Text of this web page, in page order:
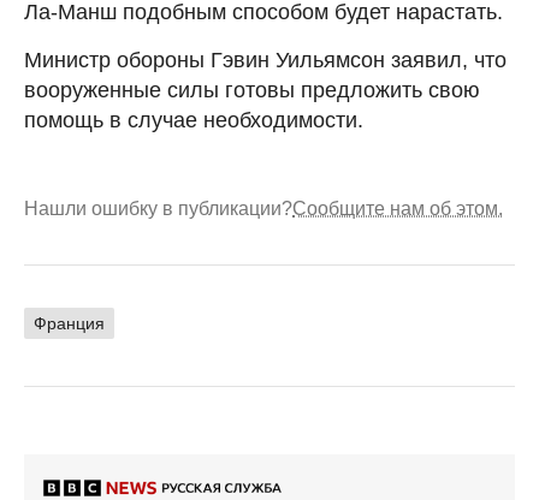
Ла-Манш подобным способом будет нарастать.
Министр обороны Гэвин Уильямсон заявил, что
вооруженные силы готовы предложить свою
помощь в случае необходимости.
Нашли ошибку в публикации?Сообщите нам об этом.
Франция